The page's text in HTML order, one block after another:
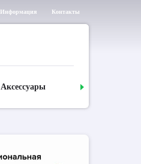
Информация Контакты
Аксессуары